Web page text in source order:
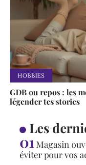
HOBBIES
GDB ou repos : les
légender tes stories
Les
Magasin
éviter pour vos